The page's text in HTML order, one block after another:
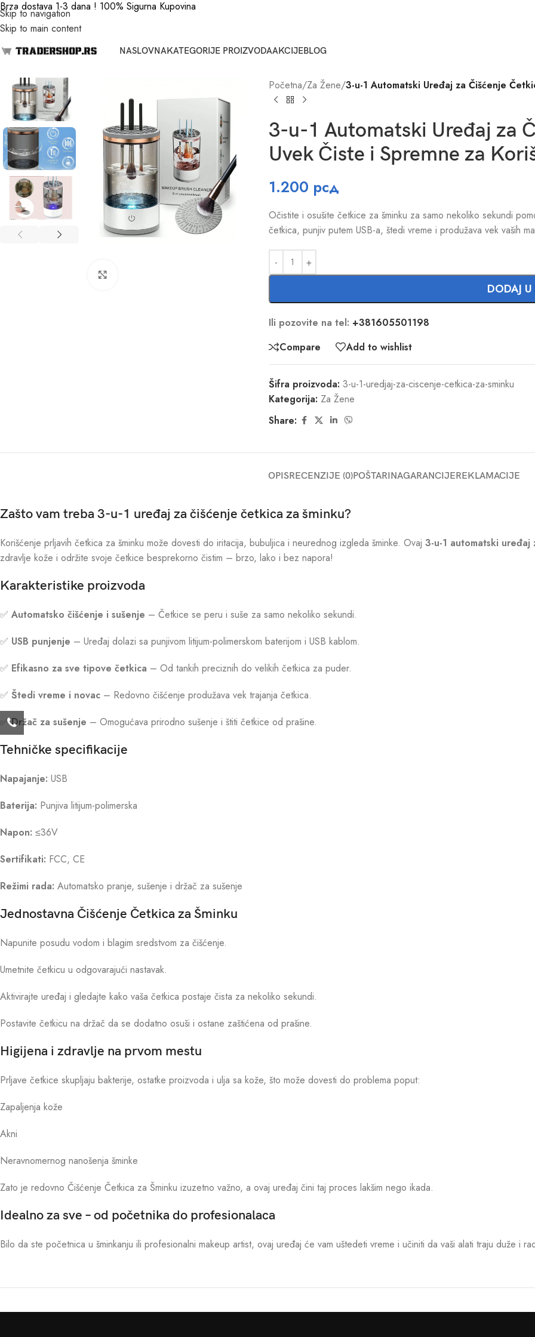
Skip to navigation
Skip to main content
Brza dostava 1-3 dana ! 100% Sigurna Kupovina
NASLOVNAKATEGORIJE PROIZVODAAKCIJEBLOG
Početna/Za Žene/3-u-1 Automatski Uređaj za Čišćenje
3-u-1 Automatski Uređaj za
Uvek Čiste i Spremne za
1.200 рсд
Očistite i osušite četkice za šminku za samo nekoliko sekundi
četkica, punjiv putem USB-a, štedi vreme i produžava vek vaših
DODAJ U
Ili pozovite na tel: +381605501198
Compare
Add to wishlist
Šifra proizvoda: 3-u-1-uredjaj-za-ciscenje-cetkica-za-sminku
Kategorija: Za Žene
Share:
OPISRECENZIJE (0)POŠTARINAGARANCIJEREKLAMACIJE
Zašto vam treba 3-u-1 uređaj za čišćenje četkica za šminku?
Korišćenje prljavih četkica za šminku može dovesti do iritacija, bubuljica i neurednog izgleda šminke. Ovaj 3-u-1 automatski uređaj
zdravlje kože i održite svoje četkice besprekorno čistim – brzo, lako i bez napora!
Karakteristike proizvoda
✅ Automatsko čišćenje i sušenje – Četkice se peru i suše za samo nekoliko sekundi.
✅ USB punjenje – Uređaj dolazi sa punjivom litijum-polimerskom baterijom i USB kablom.
✅ Efikasno za sve tipove četkica – Od tankih preciznih do velikih četkica za puder.
✅ Štedi vreme i novac – Redovno čišćenje produžava vek trajanja četkica.
✅Držač za sušenje – Omogućava prirodno sušenje i štiti četkice od prašine.
Tehničke specifikacije
Napajanje: USB
Baterija: Punjiva litijum-polimerska
Napon: ≤36V
Sertifikati: FCC, CE
Režimi rada: Automatsko pranje, sušenje i držač za sušenje
Jednostavna Čišćenje Četkica za Šminku
Napunite posudu vodom i blagim sredstvom za čišćenje.
Umetnite četkicu u odgovarajući nastavak.
Aktivirajte uređaj i gledajte kako vaša četkica postaje čista za nekoliko sekundi.
Postavite četkicu na držač da se dodatno osuši i ostane zaštićena od prašine.
Higijena i zdravlje na prvom mestu
Prljave četkice skupljaju bakterije, ostatke proizvoda i ulja sa kože, što može dovesti do problema poput:
Zapaljenja kože
Akni
Neravnomernog nanošenja šminke
Zato je redovno Čišćenje Četkica za Šminku izuzetno važno, a ovaj uređaj čini taj proces lakšim nego ikada.
Idealno za sve – od početnika do profesionalaca
Bilo da ste početnica u šminkanju ili profesionalni makeup artist, ovaj uređaj će vam uštedeti vreme i učiniti da vaši alati traju duže i